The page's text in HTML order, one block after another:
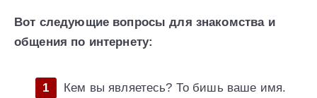
Вот следующие вопросы для знакомства и
общения по интернету:
Кем вы являетесь? То бишь ваше имя.